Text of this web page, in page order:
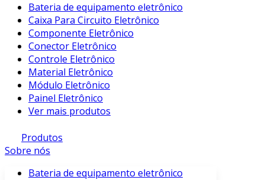
Bateria de equipamento eletrônico
Caixa Para Circuito Eletrônico
Componente Eletrônico
Conector Eletrônico
Controle Eletrônico
Material Eletrônico
Módulo Eletrônico
Painel Eletrônico
Ver mais produtos
Produtos
Sobre nós
Bateria de equipamento eletrônico